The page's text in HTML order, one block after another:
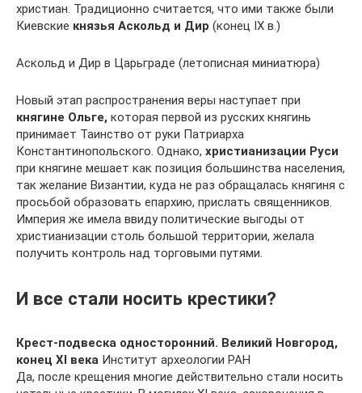
христиан. Традиционно считается, что ими также были
Киевские князья Аскольд и Дир (конец IX в.)
Аскольд и Дир в Царьграде (летописная миниатюра)
Новый этап распространения веры наступает при
княгине Ольге, которая первой из русских княгинь
принимает Таинство от руки Патриарха
Константинопольского. Однако, христианизации Руси
при княгине мешает как позиция большинства населения,
так желание Византии, куда не раз обращалась княгиня с
просьбой образовать епархию, прислать священников.
Империя же имела ввиду политические выгоды от
христианизации столь большой территории, желала
получить контроль над торговыми путями.
И все стали носить крестики?
Крест-подвеска односторонний. Великий Новгород,
конец XI века Институт археологии РАН
Да, после крещения многие действительно стали носить